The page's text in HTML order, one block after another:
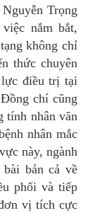
Trọng
nắm bắt,
không chỉ
thức chuyên
lực điều trị tại
chí cũng
tính nhân văn
nhân mắc
này, ngành
bản cả về
phối và tiếp
vị tích cực